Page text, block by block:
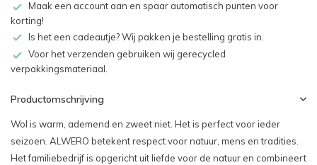
Maak een account aan en spaar automatisch punten voor
korting!
Is het een cadeautje? Wij pakken je bestelling gratis in.
Voor het verzenden gebruiken wij gerecycled
verpakkingsmateriaal.
Productomschrijving
Wol is warm, ademend en zweet niet. Het is perfect voor ieder
seizoen. ALWERO betekent respect voor natuur, mens en tradities.
Het familiebedrijf is opgericht uit liefde voor de natuur en combineert